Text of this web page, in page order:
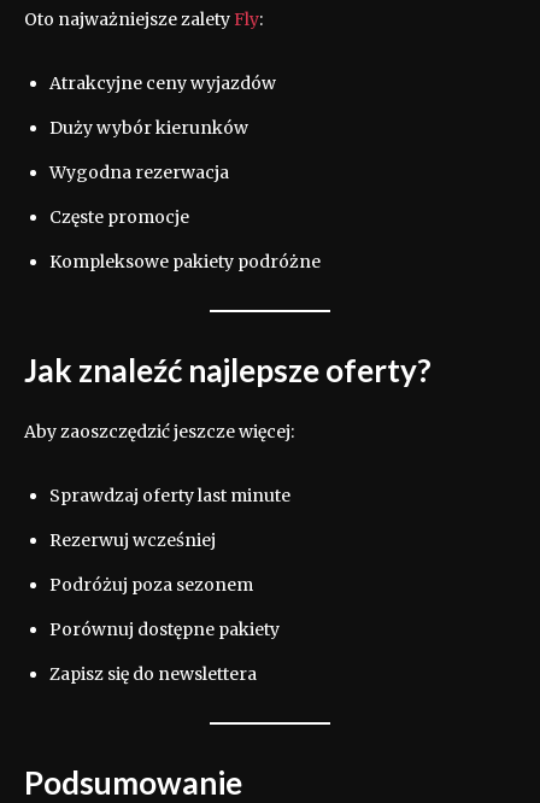
Oto najważniejsze zaletyFly:
Atrakcyjne ceny wyjazdów
Duży wybór kierunków
Wygodna rezerwacja
Częste promocje
Kompleksowe pakiety podróżne
Jak znaleźć najlepsze oferty?
Aby zaoszczędzić jeszcze więcej:
Sprawdzaj oferty last minute
Rezerwuj wcześniej
Podróżuj poza sezonem
Porównuj dostępne pakiety
Zapisz się do newslettera
Podsumowanie